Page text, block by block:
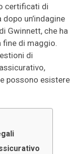
certificati di
un’indagine
Gwinnett, che ha
fine di maggio.
di
possono esistere